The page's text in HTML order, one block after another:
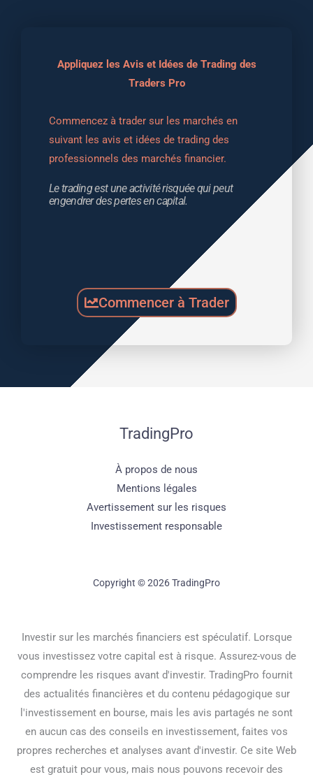
Appliquez les Avis et Idées de Trading des
Traders Pro
Commencez à trader sur les marchés en
suivant les avis et idées de trading des
professionnels des marchés financier.
Le trading est une activité risquée qui peut
engendrer des pertes en capital.
Commencer à Trader
TradingPro
À propos de nous
Mentions légales
Avertissement sur les risques
Investissement responsable
Copyright © 2026 TradingPro
Investir sur les marchés financiers est spéculatif. Lorsque
vous investissez votre capital est à risque. Assurez-vous de
comprendre les risques avant d'investir. TradingPro fournit
des actualités financières et du contenu pédagogique sur
l'investissement en bourse, mais les avis partagés ne sont
en aucun cas des conseils en investissement, faites vos
propres recherches et analyses avant d'investir. Ce site Web
est gratuit pour vous, mais nous pouvons recevoir des